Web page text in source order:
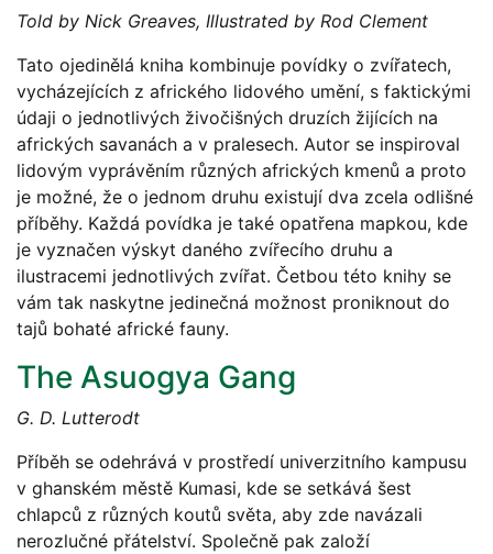
Told by Nick Greaves, Illustrated by Rod Clement
Tato ojedinělá kniha kombinuje povídky o zvířatech,
vycházejících z afrického lidového umění, s faktickými
údaji o jednotlivých živočišných druzích žijících na
afrických savanách a v pralesech. Autor se inspiroval
lidovým vyprávěním různých afrických kmenů a proto
je možné, že o jednom druhu existují dva zcela odlišné
příběhy. Každá povídka je také opatřena mapkou, kde
je vyznačen výskyt daného zvířecího druhu a
ilustracemi jednotlivých zvířat. Četbou této knihy se
vám tak naskytne jedinečná možnost proniknout do
tajů bohaté africké fauny.
The Asuogya Gang
G. D. Lutterodt
Příběh se odehrává v prostředí univerzitního kampusu
v ghanském městě Kumasi, kde se setkává šest
chlapců z různých koutů světa, aby zde navázali
nerozlučné přátelství. Společně pak založí